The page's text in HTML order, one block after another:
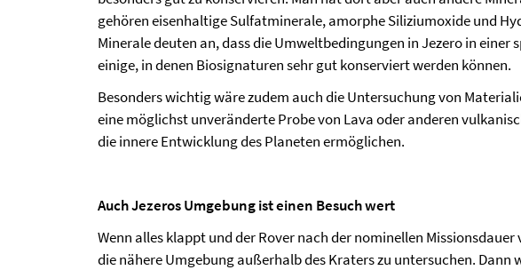
gehören eisenhaltige Sulfatminerale, amorphe Siliziumoxide und
Minerale deuten an, dass die Umweltbedingungen in Jezero in
einige, in denen Biosignaturen sehr gut konserviert werden können.
Besonders wichtig wäre zudem auch die Untersuchung von
eine möglichst unveränderte Probe von Lava oder anderen
die innere Entwicklung des Planeten ermöglichen.
Auch Jezeros Umgebung ist einen Besuch wert
Wenn alles klappt und der Rover nach der nominellen
die nähere Umgebung außerhalb des Kraters zu untersuchen.